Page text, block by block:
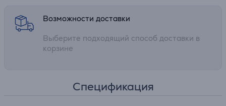
Возможности доставки
Выберите подходящий способ доставки в
корзине
Спецификация